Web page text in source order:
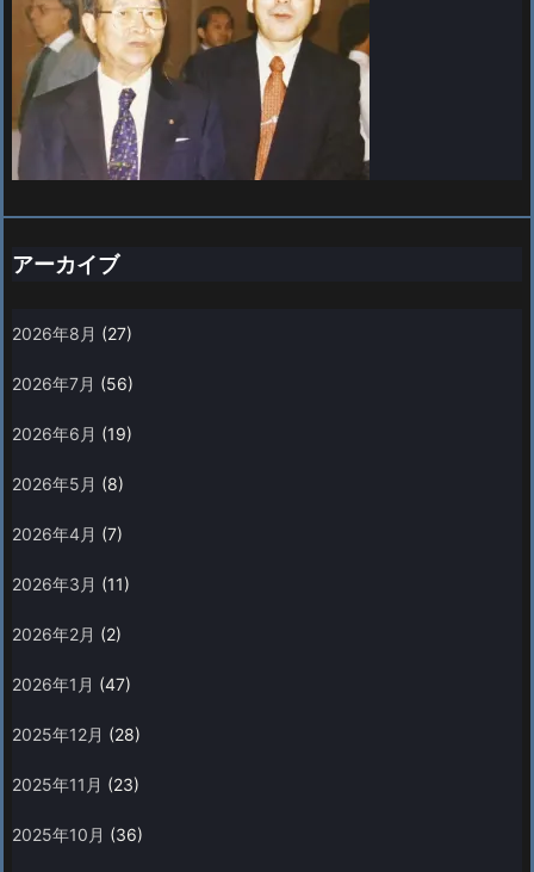
アーカイブ
2026年8月 (27)
2026年7月 (56)
2026年6月 (19)
2026年5月 (8)
2026年4月 (7)
2026年3月 (11)
2026年2月 (2)
2026年1月 (47)
2025年12月 (28)
2025年11月 (23)
2025年10月 (36)